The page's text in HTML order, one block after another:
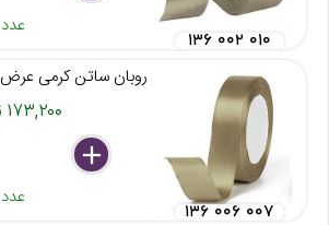
عدد
۱۳۶ ۰۰۲ ۰۱۰
روبان ساتن کرمی عرض 2.5 سانت
۱۷۳,۲۰۰ تومان
delete
remove
add
عدد
۱۳۶ ۰۰۶ ۰۰۷